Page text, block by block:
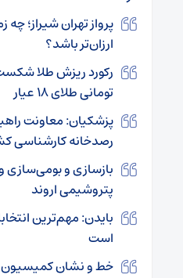
پرواز تهران شیراز؛
ارزان‌تر باشد؟
تومانی طلای ۱۸ عیار
پزشکیان: معاونت
رصدخانه کارشناسی
بازسازی و بومی‌سازی
پتروشیمی اروند
بایدن: مهم‌ترین
است
خط و نشان کمیسیون